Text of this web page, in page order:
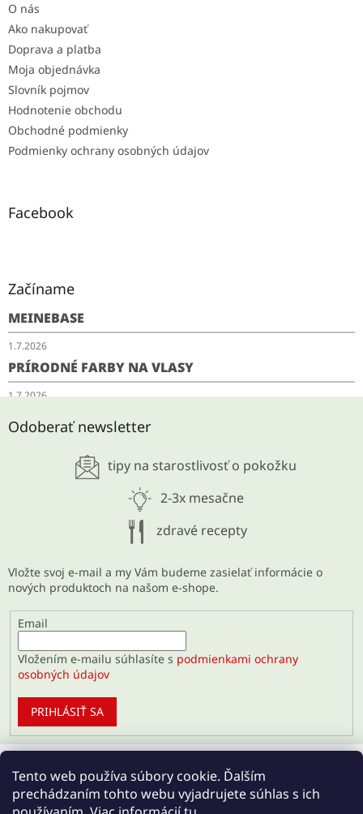
Tento web používa súbory cookie. Ďalším
prechádzaním tohto webu vyjadrujete súhlas s ich
O nás
Ako nakupovať
Doprava a platba
Moja objednávka
Slovník pojmov
Hodnotenie obchodu
Obchodné podmienky
Podmienky ochrany osobných údajov
Facebook
Začíname
MEINEBASE
1.7.2026
PRÍRODNÉ FARBY NA VLASY
1.7.2026
SCHUDNITE ODKYSLENÍM
Odoberať newsletter
tipy na starostlivosť o pokožku
2-3x mesačne
zdravé recepty
Vložte svoj e-mail a my Vám budeme zasielať informácie o
nových produktoch na našom e-shope.
Email
Vložením e-mailu súhlasíte s podmienkami ochrany
osobných údajov
PRIHLÁSIŤ SA